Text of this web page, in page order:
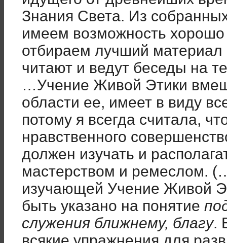
Знания Света. Из
имеем возможность
отбираем лучший материал
читают и ведут беседы на
…Учение Живой Этики
области ее, имеет в виду
потому я всегда считала,
нравственного
должен изучать и
мастерством и ремеслом.
изучающей Учение Живой
быть указано на понятие
служения ближнему, благу.